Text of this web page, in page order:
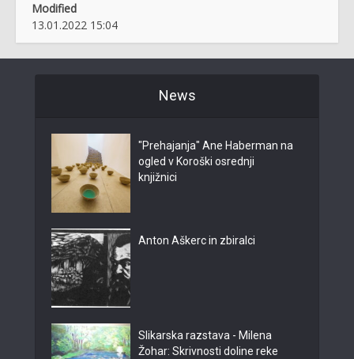
Modified
13.01.2022 15:04
News
"Prehajanja" Ane Haberman na
ogled v Koroški osrednji
knjižnici
Anton Aškerc in zbiralci
Slikarska razstava - Milena
Žohar: Skrivnosti doline reke